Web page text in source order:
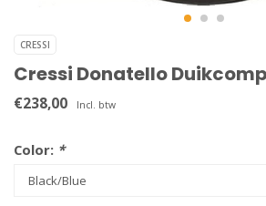
CRESSI
Cressi Donatello
€238,00 Incl. btw
Color: *